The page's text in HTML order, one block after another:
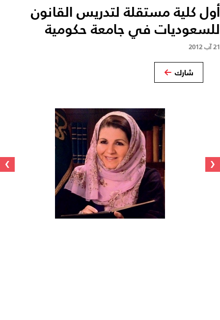
أول كلية مستقلة لتدريس القانون
للسعوديات في جامعة حكومية
21 آب 2012
شارك
‹
›